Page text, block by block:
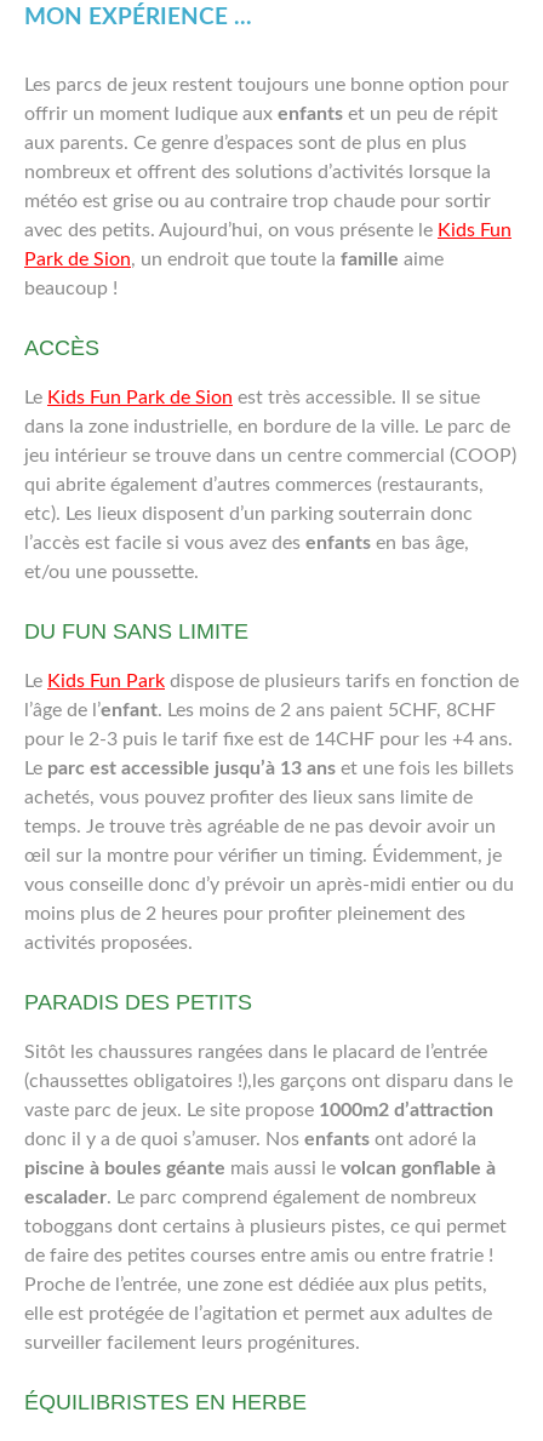
MON EXPÉRIENCE ...
Les parcs de jeux restent toujours une bonne option pour
offrir un moment ludique aux enfants et un peu de répit
aux parents. Ce genre d’espaces sont de plus en plus
nombreux et offrent des solutions d’activités lorsque la
météo est grise ou au contraire trop chaude pour sortir
avec des petits. Aujourd’hui, on vous présente le Kids Fun
Park de Sion, un endroit que toute la famille aime
beaucoup !
ACCÈS
Le Kids Fun Park de Sion est très accessible. Il se situe
dans la zone industrielle, en bordure de la ville. Le parc de
jeu intérieur se trouve dans un centre commercial (COOP)
qui abrite également d’autres commerces (restaurants,
etc). Les lieux disposent d’un parking souterrain donc
l’accès est facile si vous avez des enfants en bas âge,
et/ou une poussette.
DU FUN SANS LIMITE
Le Kids Fun Park dispose de plusieurs tarifs en fonction de
l’âge de l’enfant. Les moins de 2 ans paient 5CHF, 8CHF
pour le 2-3 puis le tarif fixe est de 14CHF pour les +4 ans.
Le parc est accessible jusqu’à 13 ans et une fois les billets
achetés, vous pouvez profiter des lieux sans limite de
temps. Je trouve très agréable de ne pas devoir avoir un
œil sur la montre pour vérifier un timing. Évidemment, je
vous conseille donc d’y prévoir un après-midi entier ou du
moins plus de 2 heures pour profiter pleinement des
activités proposées.
PARADIS DES PETITS
Sitôt les chaussures rangées dans le placard de l’entrée
(chaussettes obligatoires !),les garçons ont disparu dans le
vaste parc de jeux. Le site propose 1000m2 d’attraction
donc il y a de quoi s’amuser. Nos enfants ont adoré la
piscine à boules géante mais aussi le volcan gonflable à
escalader. Le parc comprend également de nombreux
toboggans dont certains à plusieurs pistes, ce qui permet
de faire des petites courses entre amis ou entre fratrie !
Proche de l’entrée, une zone est dédiée aux plus petits,
elle est protégée de l’agitation et permet aux adultes de
surveiller facilement leurs progénitures.
ÉQUILIBRISTES EN HERBE